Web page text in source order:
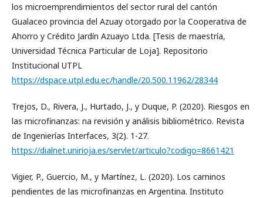
los microemprendimientos del sector rural del cantón
Gualaceo provincia del Azuay otorgado por la Cooperativa de
Ahorro y Crédito Jardín Azuayo Ltda. [Tesis de maestría,
Universidad Técnica Particular de Loja]. Repositorio
Institucional UTPL
https://dspace.utpl.edu.ec/handle/20.500.11962/28344
Trejos, D., Rivera, J., Hurtado, J., y Duque, P. (2020). Riesgos en
las microfinanzas: na revisión y análisis bibliométrico. Revista
de Ingenierías Interfaces, 3(2). 1-27.
https://dialnet.unirioja.es/servlet/articulo?codigo=8661421
Vigier, P., Guercio, M., y Martínez, L. (2020). Los caminos
pendientes de las microfinanzas en Argentina. Instituto